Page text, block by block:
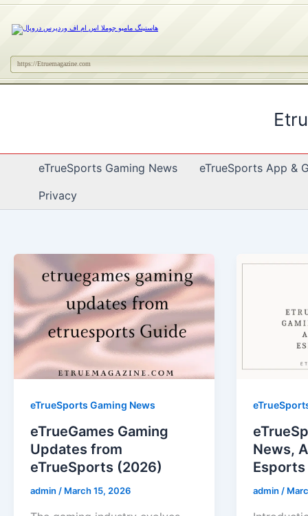
https://Etruemagazine.com